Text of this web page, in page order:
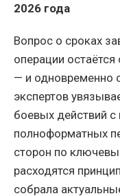
2026 года
Вопрос о сроках
операции
— и одновременно
экспертов
боевых действий
полноформатных
сторон по
расходятся
собрала